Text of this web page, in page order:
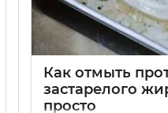
Как отмыть
застарелого
просто